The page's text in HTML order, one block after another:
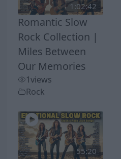
1:02:42
Romantic Slow
Rock Collection |
Miles Between
Our Memories
1views
Rock
55:20